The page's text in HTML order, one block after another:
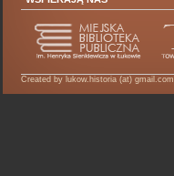
Created by lukow.historia (at) gmail.com